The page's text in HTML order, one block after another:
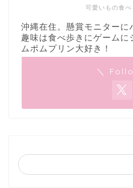
可愛いもの食べ
沖縄在住。懸賞モニターに
趣味は食べ歩きにゲーム
ムポムプリン大好き！
＼